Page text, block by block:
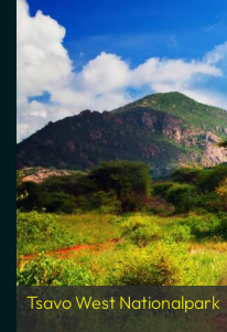
Tsavo West Nationalpark